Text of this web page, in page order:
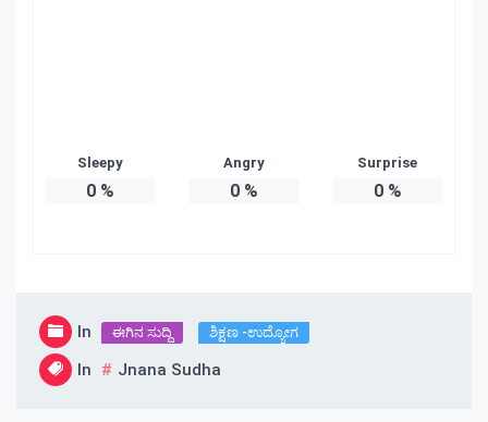
Sleepy
0%
Angry
0%
Surprise
0%
In ಈಗಿನ ಸುದ್ದಿ ಶಿಕ್ಷಣ -ಉದ್ಯೋಗ
In Jnana Sudha